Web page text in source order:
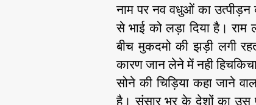
नाम पर नव वधुओं का
से भाई को लड़ा दिया है।
बीच मुकदमो की झड़ी लगी
कारण जान लेने में नही
सोने की चिड़िया कहा जाने
है। संसार भर के देशों का उस